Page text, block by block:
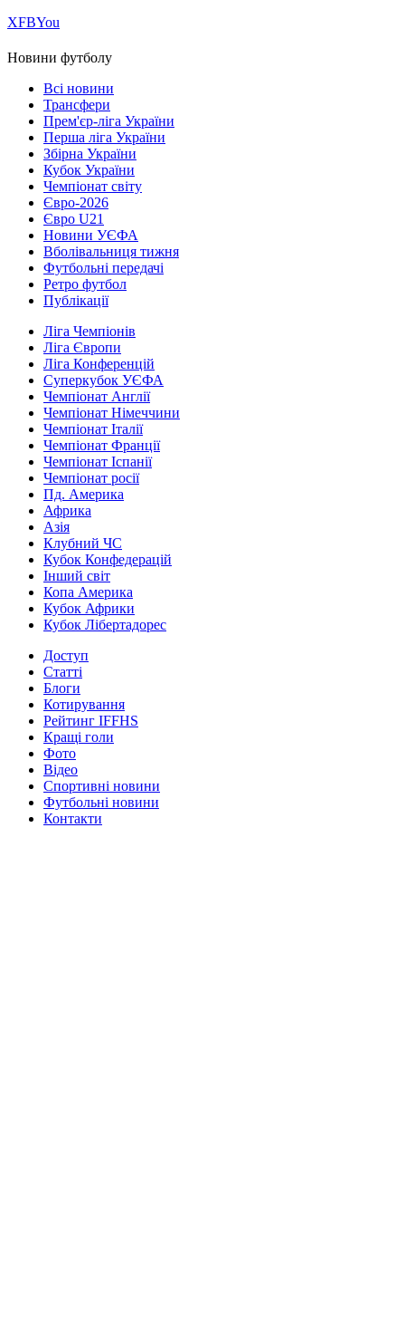
ХFBYou
Новини футболу
Всі новини
Трансфери
Прем'єр-ліга України
Перша ліга України
Збірна України
Кубок України
Чемпіонат світу
Євро-2026
Євро U21
Новини УЄФА
Вболівальниця тижня
Футбольні передачі
Ретро футбол
Публікації
Ліга Чемпіонів
Ліга Європи
Ліга Конференцій
Суперкубок УЄФА
Чемпіонат Англії
Чемпіонат Німеччини
Чемпіонат Італії
Чемпіонат Франції
Чемпіонат Іспанії
Чемпіонат росії
Пд. Америка
Африка
Азія
Клубний ЧС
Кубок Конфедерацій
Інший світ
Копа Америка
Кубок Африки
Кубок Лібертадорес
Доступ
Статті
Блоги
Котирування
Рейтинг IFFHS
Кращі голи
Фото
Відео
Спортивні новини
Футбольні новини
Контакти